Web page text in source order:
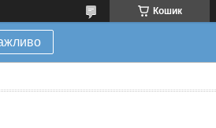
Кошик